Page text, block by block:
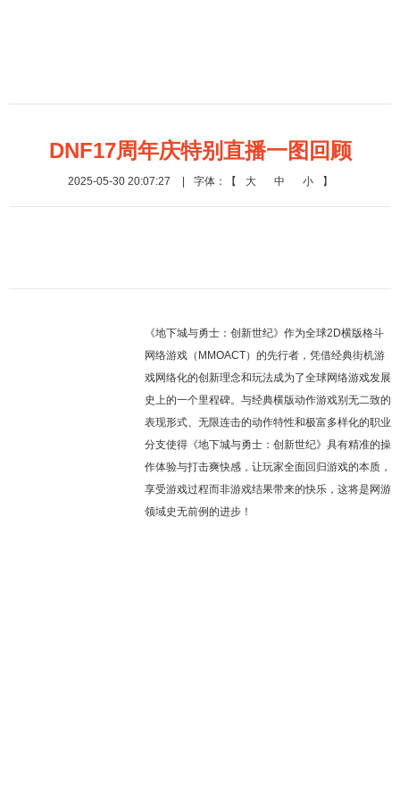
DNF17周年庆特别直播一图回顾
2025-05-30 20:07:27 字体：【 大 中 小 】
《地下城与勇士：创新世纪》作为全球2D横版格斗
网络游戏（MMOACT）的先行者，凭借经典街机游
戏网络化的创新理念和玩法成为了全球网络游戏发展
史上的一个里程碑。与经典横版动作游戏别无二致的
表现形式、无限连击的动作特性和极富多样化的职业
分支使得《地下城与勇士：创新世纪》具有精准的操
作体验与打击爽快感，让玩家全面回归游戏的本质，
享受游戏过程而非游戏结果带来的快乐，这将是网游
领域史无前例的进步！